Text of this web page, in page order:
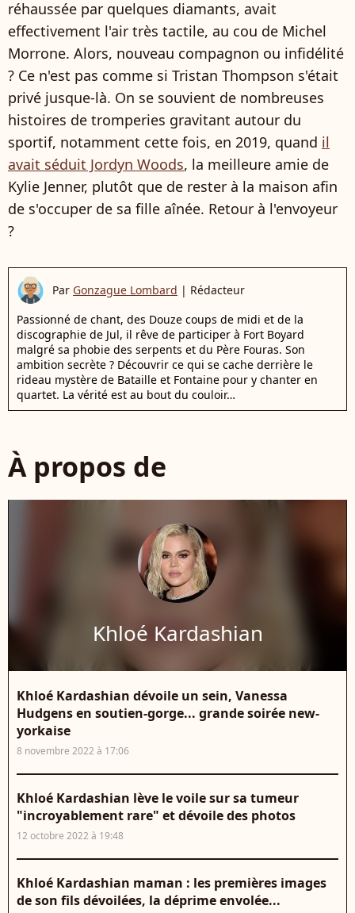
réhaussée par quelques diamants, avait
effectivement l'air très tactile, au cou de Michel
Morrone. Alors, nouveau compagnon ou infidélité
? Ce n'est pas comme si Tristan Thompson s'était
privé jusque-là. On se souvient de nombreuses
histoires de tromperies gravitant autour du
sportif, notamment cette fois, en 2019, quand il
avait séduit Jordyn Woods, la meilleure amie de
Kylie Jenner, plutôt que de rester à la maison afin
de s'occuper de sa fille aînée. Retour à l'envoyeur
?
Par Gonzague Lombard | Rédacteur
Passionné de chant, des Douze coups de midi et de la
discographie de Jul, il rêve de participer à Fort Boyard
malgré sa phobie des serpents et du Père Fouras. Son
ambition secrète ? Découvrir ce qui se cache derrière le
rideau mystère de Bataille et Fontaine pour y chanter en
quartet. La vérité est au bout du couloir…
À propos de
Khloé Kardashian
Khloé Kardashian dévoile un sein, Vanessa
Hudgens en soutien-gorge... grande soirée new-
yorkaise
8 novembre 2022 à 17:06
Khloé Kardashian lève le voile sur sa tumeur
"incroyablement rare" et dévoile des photos
12 octobre 2022 à 19:48
Khloé Kardashian maman : les premières images
de son fils dévoilées, la déprime envolée...